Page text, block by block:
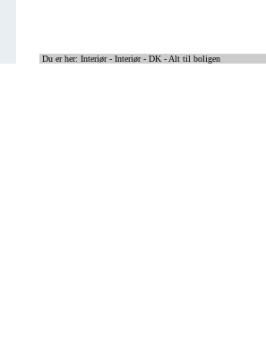
Du er her: Interiør - Interiør - DK - Alt til boligen